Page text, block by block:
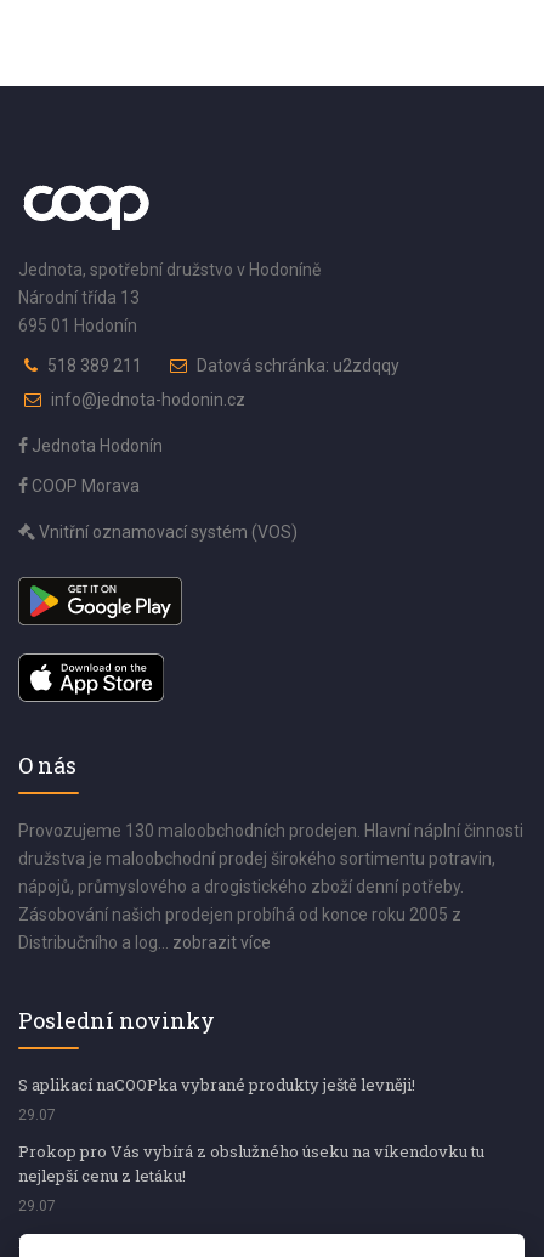
Jednota, spotřební družstvo v Hodoníně
Národní třída 13
695 01 Hodonín
518 389 211
Datová schránka: u2zdqqy
info@jednota-hodonin.cz
Jednota Hodonín
COOP Morava
Vnitřní oznamovací systém (VOS)
O nás
Provozujeme 130 maloobchodních prodejen. Hlavní náplní činnosti
družstva je maloobchodní prodej širokého sortimentu potravin,
nápojů, průmyslového a drogistického zboží denní potřeby.
Zásobování našich prodejen probíhá od konce roku 2005 z
Distribučního a log... zobrazit více
Poslední novinky
S aplikací naCOOPka vybrané produkty ještě levněji!
29.07
Prokop pro Vás vybírá z obslužného úseku na víkendovku tu
nejlepší cenu z letáku!
29.07
Prokop pro Vás vybírá z obslužného úseku na víkendovku tu